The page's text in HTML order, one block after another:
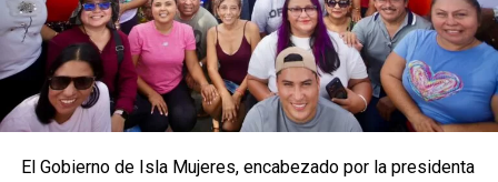
El Gobierno de Isla Mujeres, encabezado por la presidenta